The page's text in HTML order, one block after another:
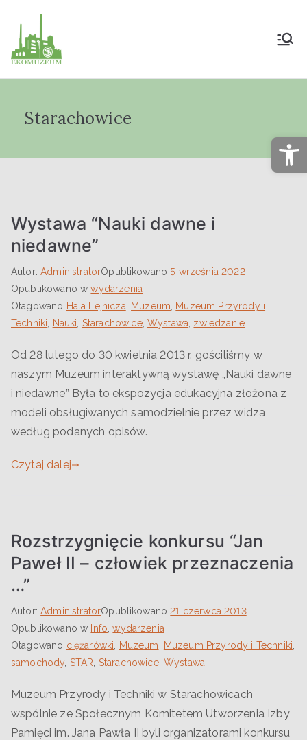
Muzeum Przyrody
"Ekomuzeum" im.
Jana Pazdura
Starachowice
Wystawa “Nauki dawne i
niedawne”
Autor:AdministratorOpublikowano5 września 2022
Opublikowano wwydarzenia
Otagowano Hala Lejnicza Muzeum
Muzeum Przyrody i
Techniki
Nauki Starachowice, Wystawa zwiedzanie
Od 28 lutego do 30 kwietnia 2013 r. gościliśmy w
naszym Muzeum interaktywną wystawę „Nauki dawne
i niedawne” Była to ekspozycja edukacyjna złożona z
modeli obsługiwanych samodzielnie przez widza
według podanych opisów.
Czytaj dalej
Rozstrzygnięcie konkursu “Jan
Paweł II – człowiek przeznaczenia
…”
Autor:AdministratorOpublikowano21 czerwca 2013
Opublikowano w Info ,wydarzenia
Otagowano ciężarówki Muzeum Muzeum Przyrody i Techniki
samochody STAR Starachowice, Wystawa
Muzeum Przyrody i Techniki w Starachowicach
wspólnie ze Społecznym Komitetem Utworzenia Izby
Pamięci im. Jana Pawła II byli organizatorami konkursu